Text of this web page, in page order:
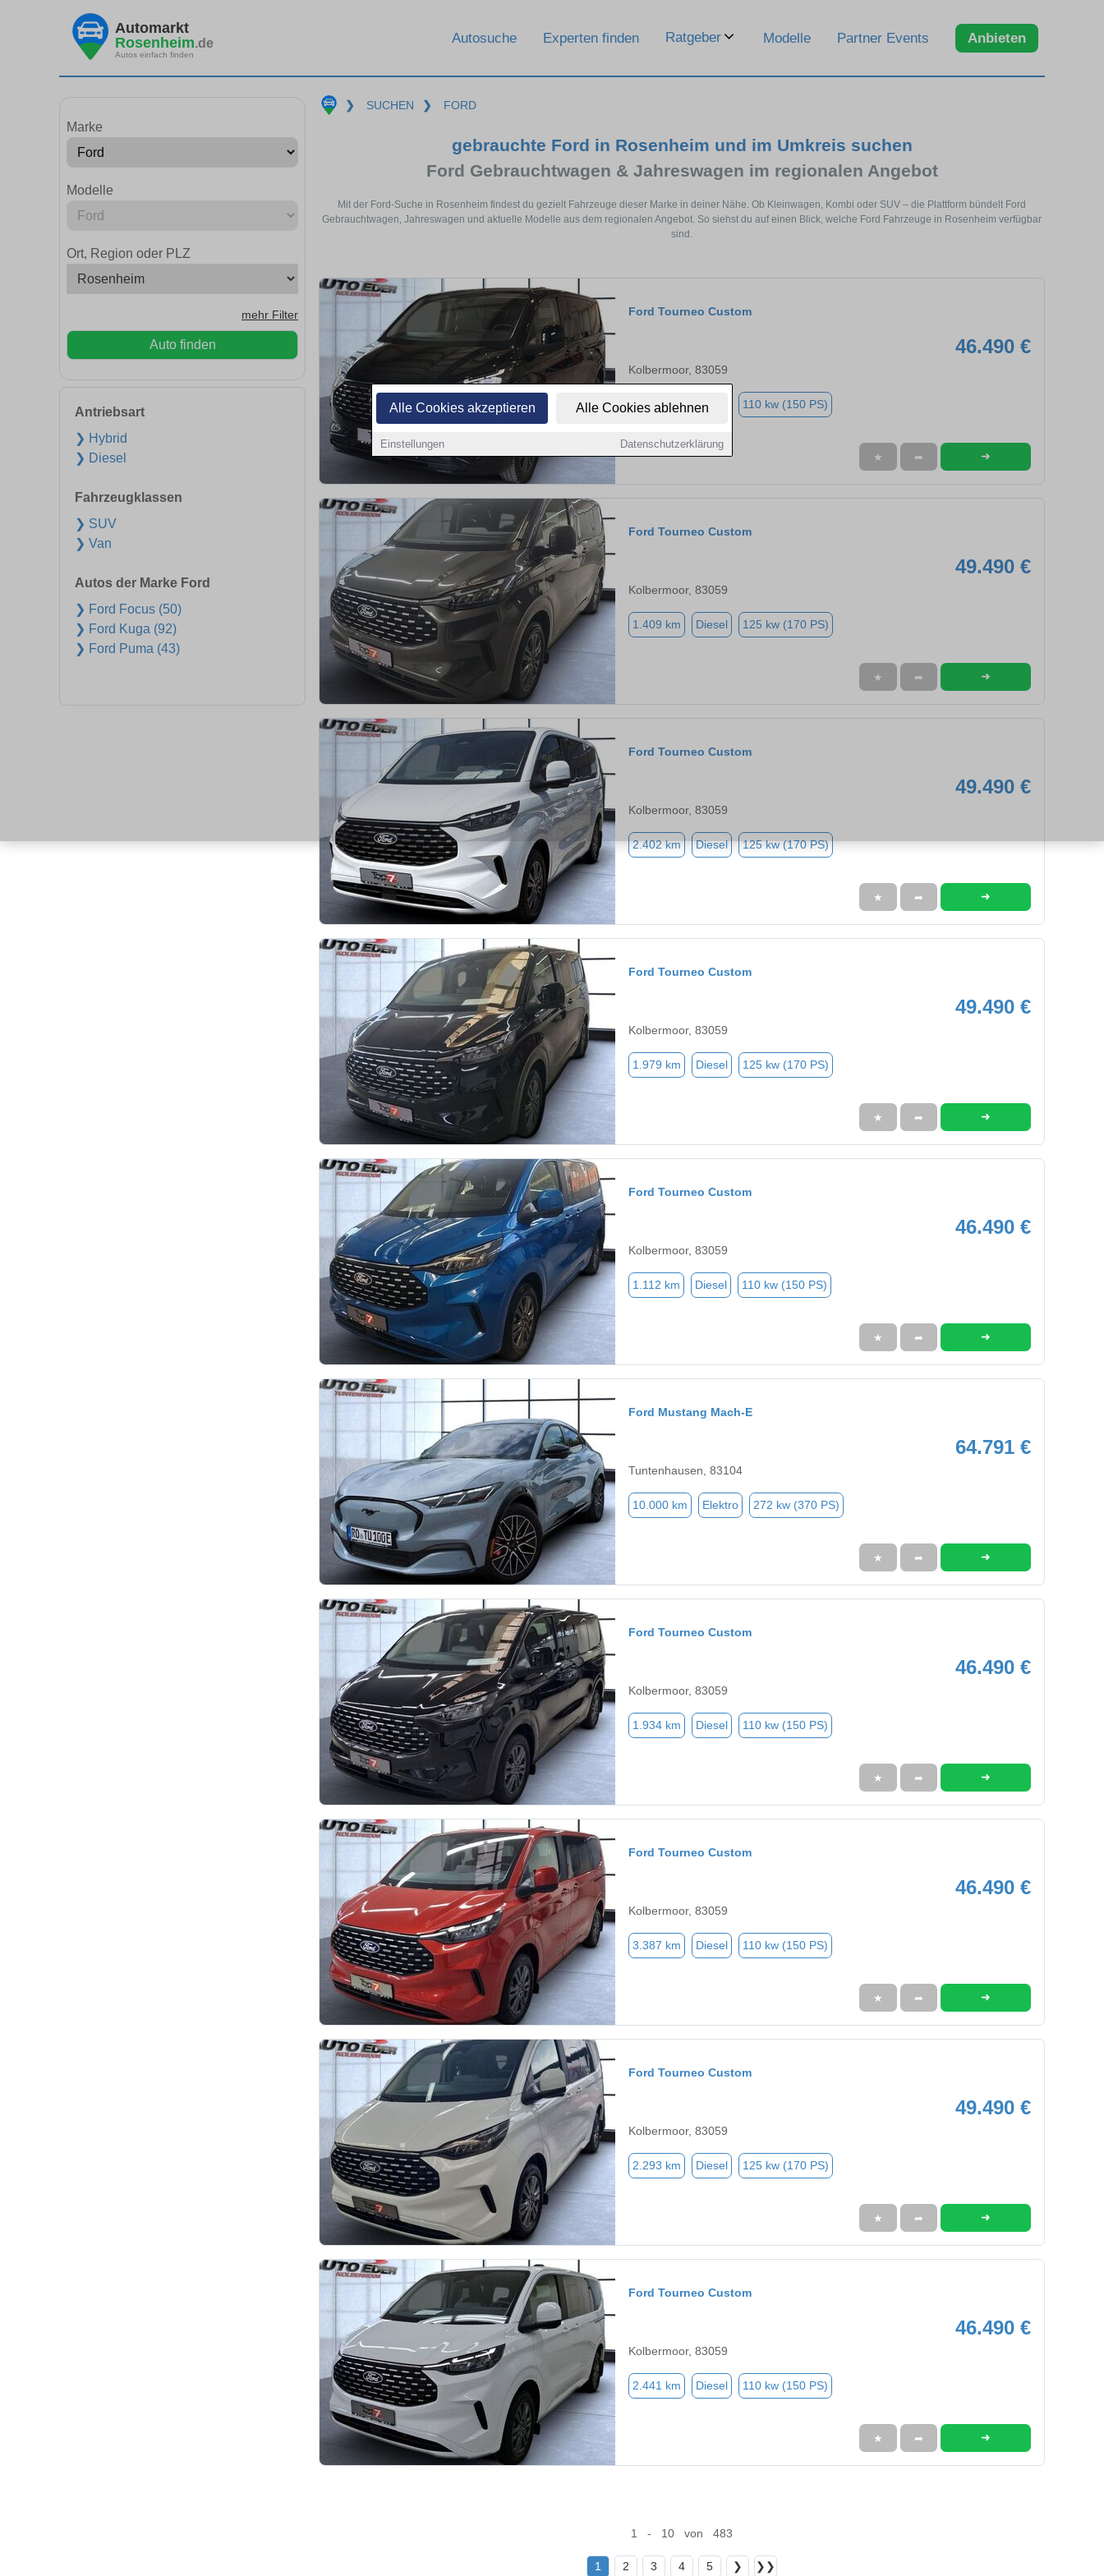
Alle Cookies akzeptieren Alle Cookies ablehnen
Einstellungen Datenschutzerklärung
Automarkt
Rosenheim.de
Autos einfach finden
Autosuche Experten finden Ratgeber Modelle Partner Events Anbieten
Marke
Modelle
Ort, Region oder PLZ
mehr Filter
Auto finden
Antriebsart
❯ Hybrid
❯ Diesel
Fahrzeugklassen
❯ SUV
❯ Van
Autos der Marke Ford
❯ Ford Focus (50)
❯ Ford Kuga (92)
❯ Ford Puma (43)
❯ SUCHEN ❯ FORD
gebrauchte Ford in Rosenheim und im Umkreis suchen
Ford Gebrauchtwagen & Jahreswagen im regionalen Angebot
Mit der Ford-Suche in Rosenheim findest du gezielt Fahrzeuge dieser Marke in deiner Nähe. Ob Kleinwagen, Kombi oder SUV – die Plattform bündelt Ford
Gebrauchtwagen, Jahreswagen und aktuelle Modelle aus dem regionalen Angebot. So siehst du auf einen Blick, welche Ford Fahrzeuge in Rosenheim verfügbar
sind.
Ford Tourneo Custom
46.490 €
Kolbermoor, 83059
1.420 km Diesel 110 kw (150 PS)
★ ➦ ➜
Ford Tourneo Custom
49.490 €
Kolbermoor, 83059
1.409 km Diesel 125 kw (170 PS)
★ ➦ ➜
Ford Tourneo Custom
49.490 €
Kolbermoor, 83059
2.402 km Diesel 125 kw (170 PS)
★ ➦ ➜
Ford Tourneo Custom
49.490 €
Kolbermoor, 83059
1.979 km Diesel 125 kw (170 PS)
★ ➦ ➜
Ford Tourneo Custom
46.490 €
Kolbermoor, 83059
1.112 km Diesel 110 kw (150 PS)
★ ➦ ➜
Ford Mustang Mach-E
64.791 €
Tuntenhausen, 83104
10.000 km Elektro 272 kw (370 PS)
★ ➦ ➜
Ford Tourneo Custom
46.490 €
Kolbermoor, 83059
1.934 km Diesel 110 kw (150 PS)
★ ➦ ➜
Ford Tourneo Custom
46.490 €
Kolbermoor, 83059
3.387 km Diesel 110 kw (150 PS)
★ ➦ ➜
Ford Tourneo Custom
49.490 €
Kolbermoor, 83059
2.293 km Diesel 125 kw (170 PS)
★ ➦ ➜
Ford Tourneo Custom
46.490 €
Kolbermoor, 83059
2.441 km Diesel 110 kw (150 PS)
★ ➦ ➜
1 - 10 von 483
1 2 3 4 5 ❯ ❯❯